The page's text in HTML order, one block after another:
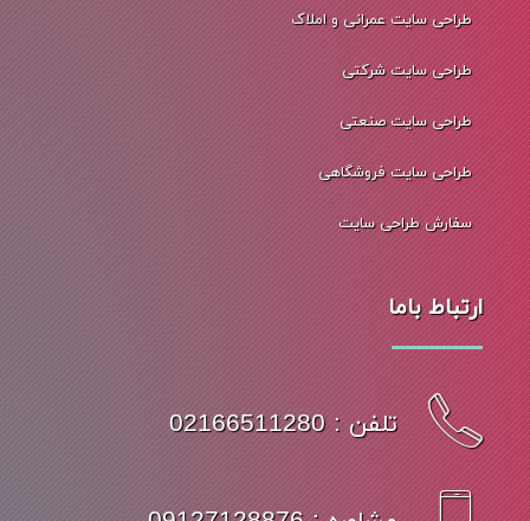
طراحی سایت عمرانی و املاک
طراحی سایت شرکتی
طراحی سایت صنعتی
طراحی سایت فروشگاهی
سفارش طراحی سایت
ارتباط باما
تلفن : 02166511280